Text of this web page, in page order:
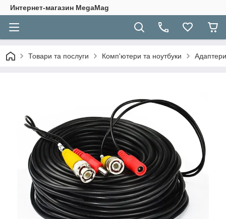
Интернет-магазин MegaMag
Товари та послуги Комп'ютери та ноутбуки